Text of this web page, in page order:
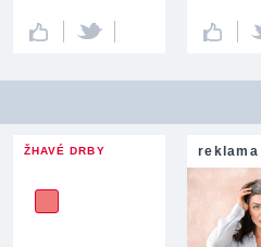
ŽHAVÉ DRBY reklama